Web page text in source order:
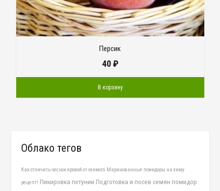
Персик
40₽
В корзину
Облако тегов
Как отличить чеснок яровой от озимого Маринованные помидоры на зиму
рецепт! Пикировка петунии Подготовка и посев семян помидор